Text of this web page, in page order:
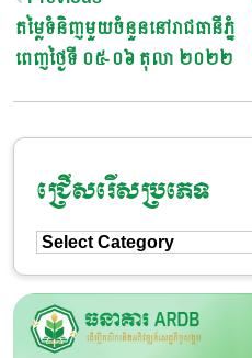
Navigation
តម្លៃទំនិញមួយចំនួននៅរាជធានីភ្នំ
ពេញថ្ងៃទី ០៥-០៦ តុលា ២០២២
ជ្រើសរើសប្រភេទ
ជ្រើសរើស
ប្រភេទ